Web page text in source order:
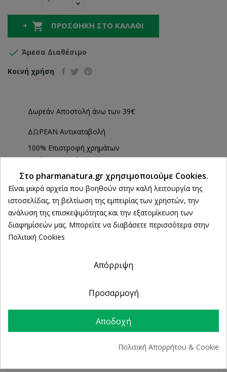
 ΠΡΟΣΘΉΚΗ ΣΤΟ ΚΑΛΆΘΙ
 Άμεσα Διαθέσιμο
Κοινή χρήση
Δωρεάν Αποστολή άνω των 39€
ΔΩΡΕΑΝ Αντικαταβολή
100% Επιστροφή χρημάτων
εντός 14 ημερών
Άμεση Παραλαβή
από 2 Φυσικά Καταστήματα
ΠΕΡΙΓΡΑΦΉ
Προστασία από τα τσιμπήματα εντόμων
αποτελεσματικά τα έντομα με φυσικό τρόπο, χάρη στη
Στο pharmanatura.gr χρησιμοποιούμε Cookies.
Είναι μικρά αρχεία που βοηθούν στην καλή λειτουργία της
ιστοσελίδας, τη βελτίωση της εμπειρίας των χρηστών, την
ανάλυση της επισκεψιμότητας και την εξατομίκευση των
διαφημίσεών μας. Μπορείτε να διαβάσετε περισσότερα στην
Πολιτική Cookies
Απόρριψη
Προσαρμογή
Αποδοχή
Πολιτική Απορρήτου & Cookie